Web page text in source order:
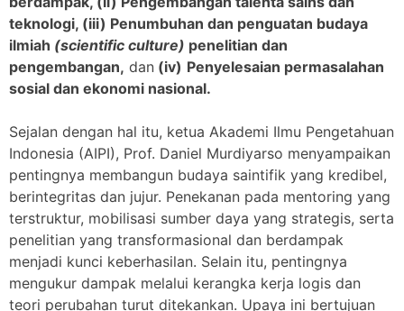
teknologi, (iii) Penumbuhan dan penguatan budaya
ilmiah (scientific culture) penelitian dan
pengembangan, dan (iv) Penyelesaian permasalahan
sosial dan ekonomi nasional.
Sejalan dengan hal itu, ketua Akademi Ilmu Pengetahuan
Indonesia (AIPI), Prof. Daniel Murdiyarso menyampaikan
pentingnya membangun budaya saintifik yang kredibel,
berintegritas dan jujur. Penekanan pada mentoring yang
terstruktur, mobilisasi sumber daya yang strategis, serta
penelitian yang transformasional dan berdampak
menjadi kunci keberhasilan. Selain itu, pentingnya
mengukur dampak melalui kerangka kerja logis dan
teori perubahan turut ditekankan. Upaya ini bertujuan